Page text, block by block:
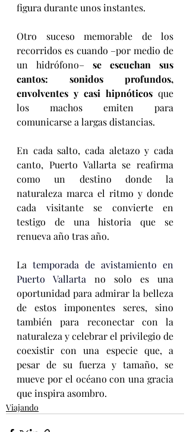
figura durante unos instantes.
Otro suceso memorable de los
recorridos es cuando –por medio de
un hidrófono– se escuchan sus
cantos: sonidos profundos,
envolventes y casi hipnóticos que
los machos emiten para
comunicarse a largas distancias.
En cada salto, cada aletazo y cada
canto, Puerto Vallarta se reafirma
como un destino donde la
naturaleza marca el ritmo y donde
cada visitante se convierte en
testigo de una historia que se
renueva año tras año.
La temporada de avistamiento en
Puerto Vallarta no solo es una
oportunidad para admirar la belleza
de estos imponentes seres, sino
también para reconectar con la
naturaleza y celebrar el privilegio de
coexistir con una especie que, a
pesar de su fuerza y tamaño, se
mueve por el océano con una gracia
que inspira asombro.
Viajando